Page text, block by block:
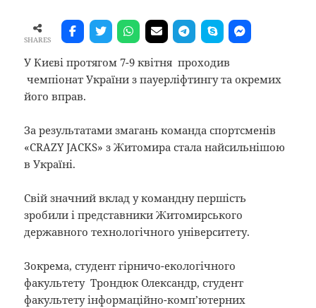
SHARES
У Києві протягом 7-9 квітня проходив
чемпіонат України з пауерліфтингу та окремих
його вправ.
За результатами змагань команда спортсменів
«CRAZY JACKS» з Житомира стала найсильнішою
в Україні.
Свій значний вклад у командну першість
зробили і представники Житомирського
державного технологічного університету.
Зокрема, студент гірничо-екологічного
факультету Трондюк Олександр, студент
факультету інформаційно-комп’ютерних